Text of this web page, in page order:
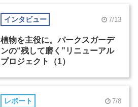
インタビュー 7/13
植物を主役に。パークスガーデ
ンの“残して磨く”リニューアル
プロジェクト（1）
レポート 7/8